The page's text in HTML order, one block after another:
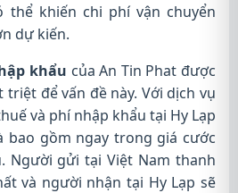
thể khiến chi phí vận chuyển
dự kiến.
khẩu của An Tin Phat được
để vấn đề này. Với dịch vụ
và phí nhập khẩu tại Hy Lạp
bao gồm ngay trong giá cước
Người gửi tại Việt Nam thanh
và người nhận tại Hy Lạp sẽ